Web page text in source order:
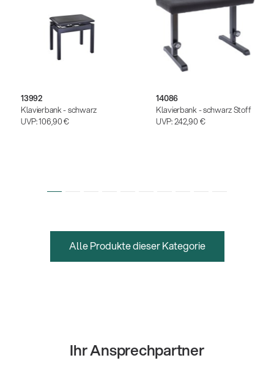
13992
Klavierbank - schwarz
UVP:106,90 €
14086
Klavierbank - schwarz Stoff
UVP:242,90 €
Alle Produkte dieser Kategorie
Ihr Ansprechpartner